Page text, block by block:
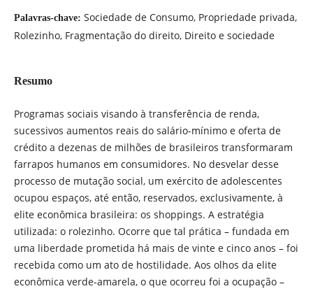
Palavras-chave: Sociedade de Consumo, Propriedade privada,
Rolezinho, Fragmentação do direito, Direito e sociedade
Resumo
Programas sociais visando à transferência de renda,
sucessivos aumentos reais do salário-mínimo e oferta de
crédito a dezenas de milhões de brasileiros transformaram
farrapos humanos em consumidores. No desvelar desse
processo de mutação social, um exército de adolescentes
ocupou espaços, até então, reservados, exclusivamente, à
elite econômica brasileira: os shoppings. A estratégia
utilizada: o rolezinho. Ocorre que tal prática – fundada em
uma liberdade prometida há mais de vinte e cinco anos – foi
recebida como um ato de hostilidade. Aos olhos da elite
econômica verde-amarela, o que ocorreu foi a ocupação –